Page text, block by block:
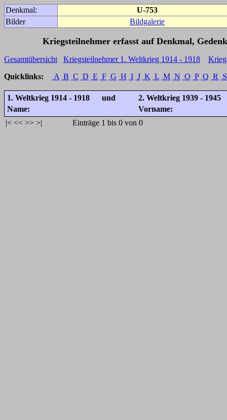
Denkmal:
U-753
Bilder
Bildgalerie
Kriegsteilnehmer erfasst auf Denkmal,
Gesamtübersicht Kriegsteilnehmer 1. Weltkrieg 1914 - 1918
Quicklinks:
A B C D E F G H I J K L M N O P Q R S
1. Weltkrieg 1914 - 1918 und
2. Weltkrieg 1939 - 1945
Name:
Vorname:
|< << >> >| Einträge 1 bis 0 von 0